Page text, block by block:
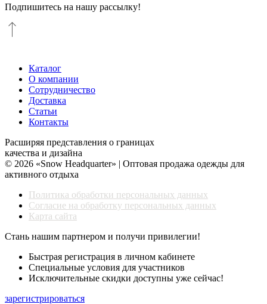
Подпишитесь на нашу рассылку!
Каталог
О компании
Сотрудничество
Доставка
Статьи
Контакты
Расширяя представления о границах
качества и дизайна
© 2026 «Snow Headquarter» | Оптовая продажа одежды для
активного отдыха
Политика обработки персональных данных
Согласие на обработку персональных данных
Карта сайта
Стань нашим партнером и получи привилегии!
Быстрая регистрация в личном кабинете
Специальные условия для участников
Исключительные скидки доступны уже сейчас!
зарегистрироваться